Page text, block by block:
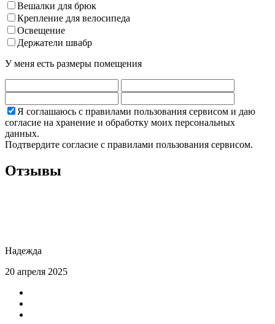
Вешалки для брюк
Крепление для велосипеда
Освещение
Держатели швабр
У меня есть размеры помещения
Я соглашаюсь с правилами пользования сервисом и даю
согласие на хранение и обработку моих персональных
данных.
Подтвердите согласие с правилами пользования сервисом.
Отзывы
Надежда
20 апреля 2025